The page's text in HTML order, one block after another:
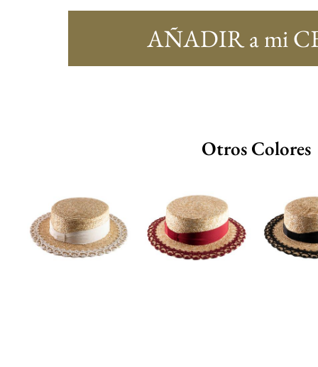
AÑADIR a mi
Otros Colores